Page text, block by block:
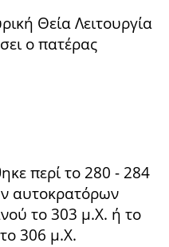
Θεία Λειτουργία
ο πατέρας
περί το 280 - 284
αυτοκρατόρων
το 303 μ.Χ. ή το
306 μ.Χ.